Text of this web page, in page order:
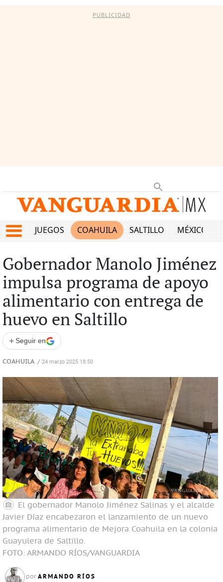
PUBLICIDAD
JUEGOS COAHUILA SALTILLO MÉXICO
Gobernador Manolo Jiménez
impulsa programa de apoyo
alimentario con entrega de
huevo en Saltillo
+ Seguir en
COAHUILA / 24 marzo 2025 18:50
El gobernador Manolo Jiménez Salinas y el alcalde
Javier Díaz encabezaron el lanzamiento de un nuevo
programa alimentario de Mejora Coahuila en la colonia
Guayulera de Saltillo.
FOTO: ARMANDO RÍOS/VANGUARDIA
por ARMANDO RÍOS